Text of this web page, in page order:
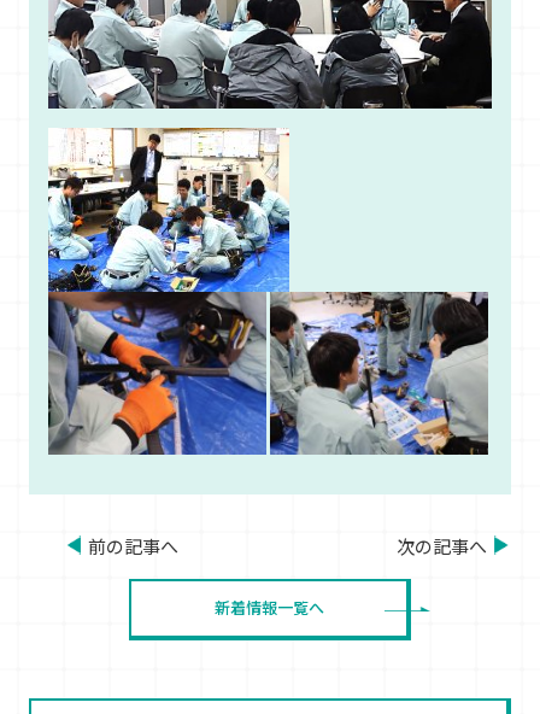
前の記事へ
新着情報一覧へ
次の記事へ